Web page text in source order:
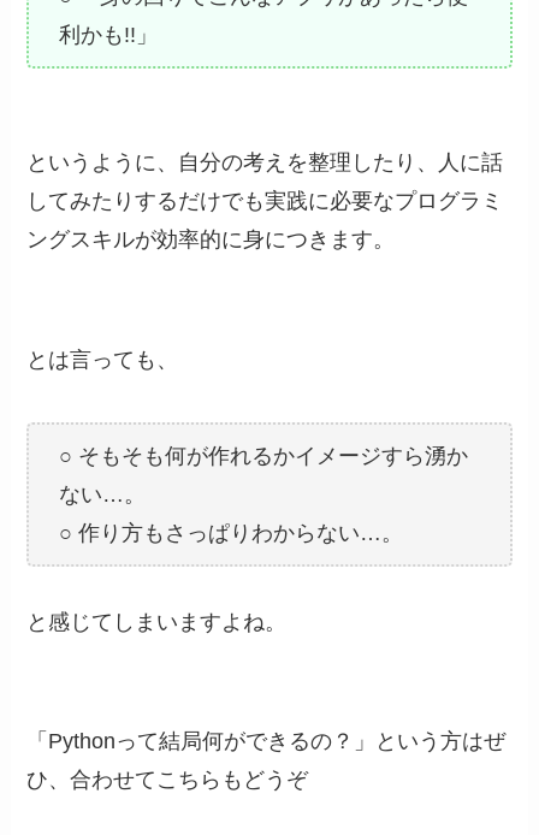
利かも!!」
というように、自分の考えを整理したり、人に話
してみたりするだけでも実践に必要なプログラミ
ングスキルが効率的に身につきます。
とは言っても、
○ そもそも何が作れるかイメージすら湧か
ない…。
○ 作り方もさっぱりわからない…。
と感じてしまいますよね。
「Pythonって結局何ができるの？」という方はぜ
ひ、合わせてこちらもどうぞ